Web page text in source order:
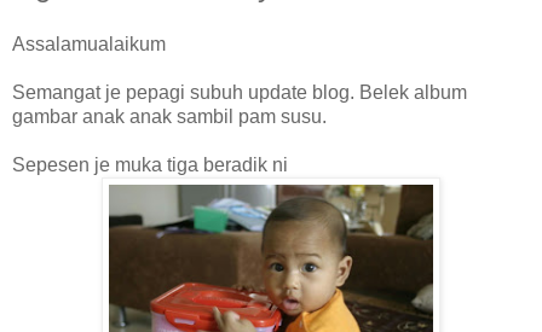
Assalamualaikum
Semangat je pepagi subuh update blog. Belek album
gambar anak anak sambil pam susu.
Sepesen je muka tiga beradik ni